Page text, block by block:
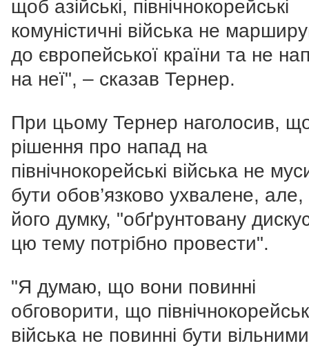
щоб азійські, північнокорейські
комуністичні війська не
до європейської країни та не
на неї", – сказав Тернер.
При цьому Тернер наголосив,
рішення про напад на
північнокорейські війська не
бути обов’язково ухвалене, але,
його думку, "обґрунтовану
цю тему потрібно провести".
"Я думаю, що вони повинні
обговорити, що
війська не повинні бути